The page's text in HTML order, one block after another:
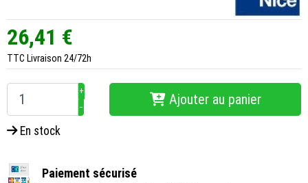
26,41 €
TTC Livraison 24/72h
+
−
Ajouter au panier
En stock
Paiement sécurisé